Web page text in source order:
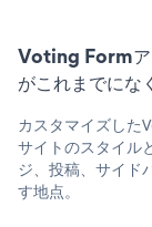
Voting Formア
がこれまでにな
カスタマイズした
サイトのスタイル
ジ、投稿、サイド
す地点。